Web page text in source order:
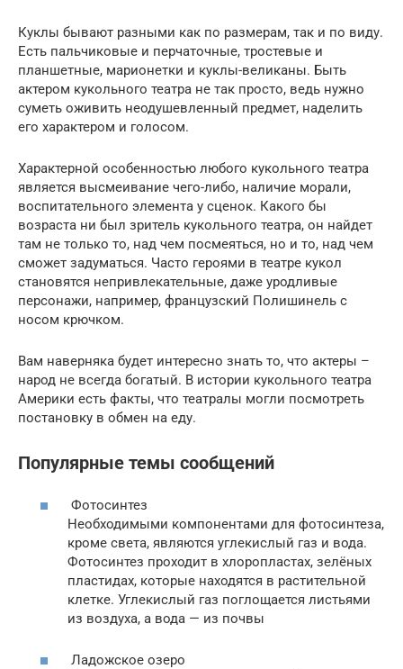
Куклы бывают разными как по размерам, так и по виду.
Есть пальчиковые и перчаточные, тростевые и
планшетные, марионетки и куклы-великаны. Быть
актером кукольного театра не так просто, ведь нужно
суметь оживить неодушевленный предмет, наделить
его характером и голосом.
Характерной особенностью любого кукольного театра
является высмеивание чего-либо, наличие морали,
воспитательного элемента у сценок. Какого бы
возраста ни был зритель кукольного театра, он найдет
там не только то, над чем посмеяться, но и то, над чем
сможет задуматься. Часто героями в театре кукол
становятся непривлекательные, даже уродливые
персонажи, например, французский Полишинель с
носом крючком.
Вам наверняка будет интересно знать то, что актеры –
народ не всегда богатый. В истории кукольного театра
Америки есть факты, что театралы могли посмотреть
постановку в обмен на еду.
Популярные темы сообщений
Фотосинтез
Необходимыми компонентами для фотосинтеза,
кроме света, являются углекислый газ и вода.
Фотосинтез проходит в хлоропластах, зелёных
пластидах, которые находятся в растительной
клетке. Углекислый газ поглощается листьями
из воздуха, а вода — из почвы
Ладожское озеро